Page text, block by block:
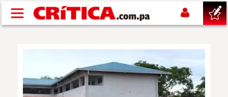
Pasar al contenido principal